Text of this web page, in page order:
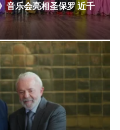
音乐会亮相圣保罗 近千